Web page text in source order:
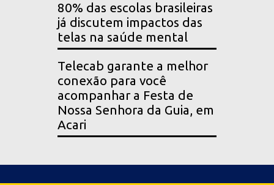
80% das escolas brasileiras
já discutem impactos das
telas na saúde mental
Telecab garante a melhor
conexão para você
acompanhar a Festa de
Nossa Senhora da Guia, em
Acari